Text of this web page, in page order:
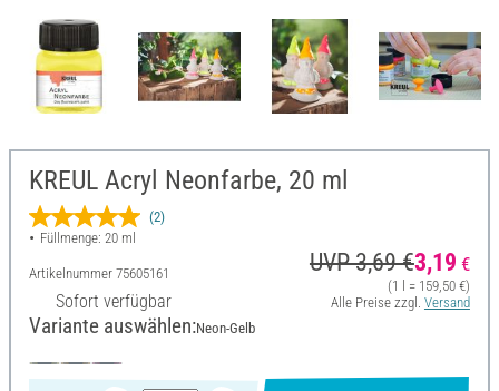
KREUL Acryl Neonfarbe, 20 ml
(2)
Füllmenge: 20 ml
Artikelnummer 75605161
Sofort verfügbar
UVP 3,69 €3,19 €
(1 l = 159,50 €)
Alle Preise zzgl. Versand
Variante auswählen:Neon-Gelb